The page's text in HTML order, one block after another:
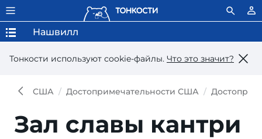
Тонкости используют сookie-файлы. Что это значит?
Нашвилл
США Достопримечательности США
Зал славы кантри